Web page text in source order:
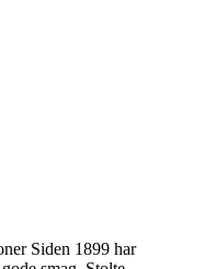
Siden 1899 har